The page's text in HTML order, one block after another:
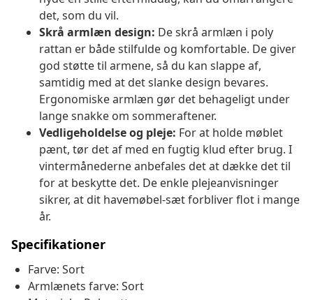
det, som du vil.
Skrå armlæn design: De skrå armlæn i poly
rattan er både stilfulde og komfortable. De giver
god støtte til armene, så du kan slappe af,
samtidig med at det slanke design bevares.
Ergonomiske armlæn gør det behageligt under
lange snakke om sommeraftener.
Vedligeholdelse og pleje: For at holde møblet
pænt, tør det af med en fugtig klud efter brug. I
vintermånederne anbefales det at dække det til
for at beskytte det. De enkle plejeanvisninger
sikrer, at dit havemøbel-sæt forbliver flot i mange
år.
Specifikationer
Farve: Sort
Armlænets farve: Sort